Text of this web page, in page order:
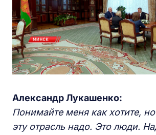
Александр Лукашенко:
Понимайте меня как хотите,
эту отрасль надо. Это люди.